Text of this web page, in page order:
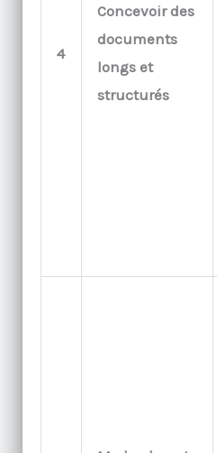
4
Concevoir des
documents
longs et
structurés